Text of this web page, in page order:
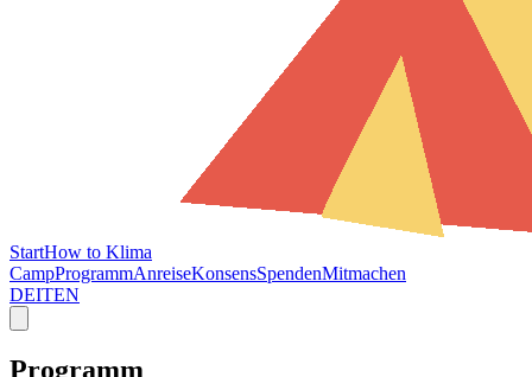
StartHow to Klima
CampProgrammAnreiseKonsensSpendenMitmachen
DEITEN
Programm